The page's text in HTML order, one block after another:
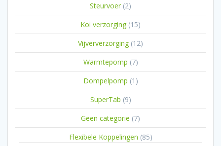
Steurvoer 22
producten
Koi verzorging 1515
producten
Vijververzorging 1212
producten
Warmtepomp 77
producten
Dompelpomp 1 1
product
SuperTab 99
producten
Geen categorie 77
producten
Flexibele Koppelingen 8585